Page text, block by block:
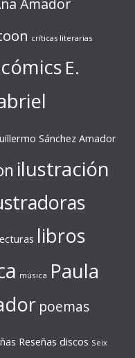
Amador
críticas literarias
cómics E.
Sánchez Amador
ilustración
libros
música Paula
poemas
Reseñas discos Seix